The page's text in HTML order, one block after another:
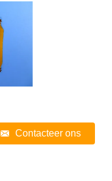
Contacteer ons